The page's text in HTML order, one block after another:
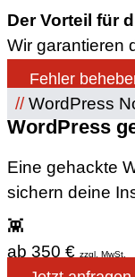
Der Vorteil für
Wir garantieren
Fehler
//WordPress
WordPress
Eine gehackte
sichern deine
👾
ab 350 € zzgl. MwSt.